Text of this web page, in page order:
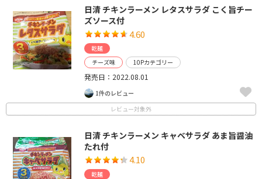
日清 チキンラーメン レタスサラダ こく旨チー
ズソース付
4.60
乾麺
チーズ味
10Pカテゴリー
発売日：2022.08.01
1件のレビュー
レビュー対象外
日清 チキンラーメン キャベサラダ あま旨醤油
たれ付
4.10
乾麺